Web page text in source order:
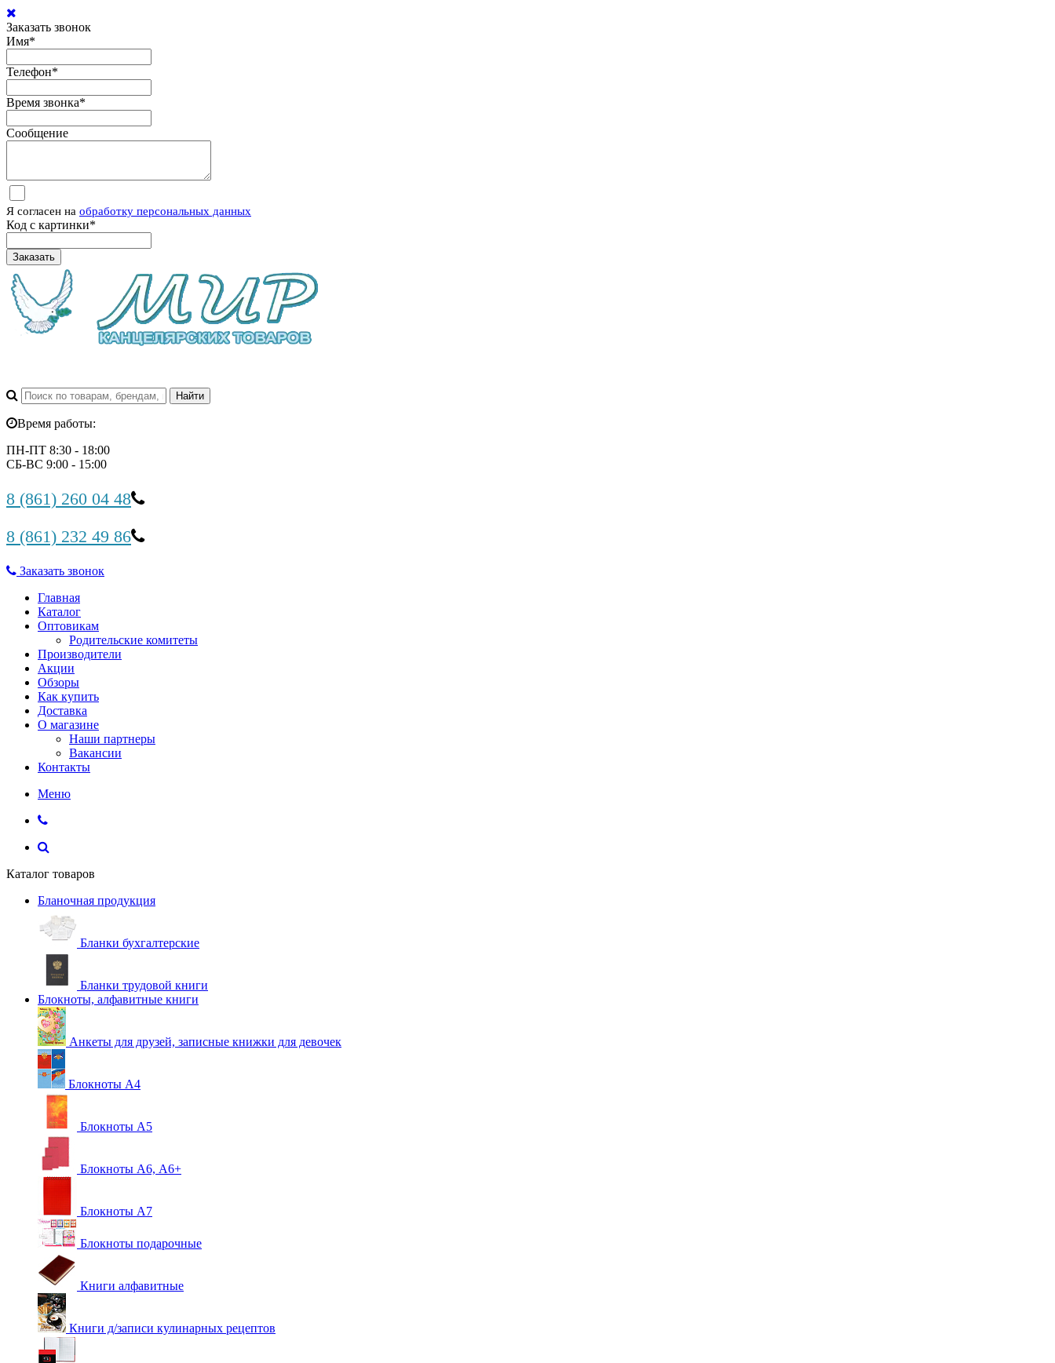
Заказать звонок
Имя*
Телефон*
Время звонка*
Сообщение
Я согласен на обработку персональных данных
Код с картинки*
Заказать
Время работы:
ПН-ПТ 8:30 - 18:00
СБ-ВС 9:00 - 15:00
8 (861) 260 04 48
8 (861) 232 49 86
Заказать звонок
Главная
Каталог
Оптовикам
Родительские комитеты
Производители
Акции
Обзоры
Как купить
Доставка
О магазине
Наши партнеры
Вакансии
Контакты
Меню
Каталог товаров
Бланочная продукция
Бланки бухгалтерские
Бланки трудовой книги
Блокноты, алфавитные книги
Анкеты для друзей, записные книжки для девочек
Блокноты А4
Блокноты А5
Блокноты А6, А6+
Блокноты А7
Блокноты подарочные
Книги алфавитные
Книги д/записи кулинарных рецептов